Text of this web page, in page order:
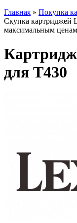
Главная » Покупка
Скупка картриджей
максимальным
для T430